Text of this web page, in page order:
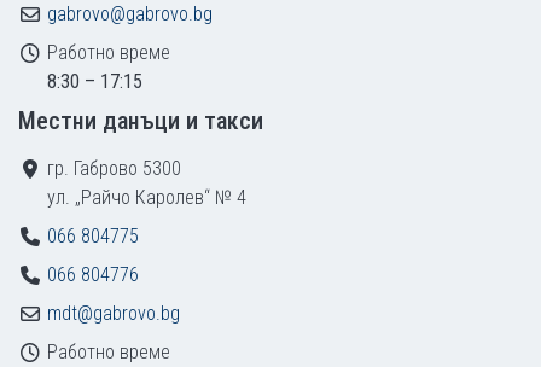
gabrovo@gabrovo.bg
Работно време
8:30 – 17:15
Местни данъци и такси
гр. Габрово 5300
ул. „Райчо Каролев“ № 4
066 804775
066 804776
mdt@gabrovo.bg
Работно време